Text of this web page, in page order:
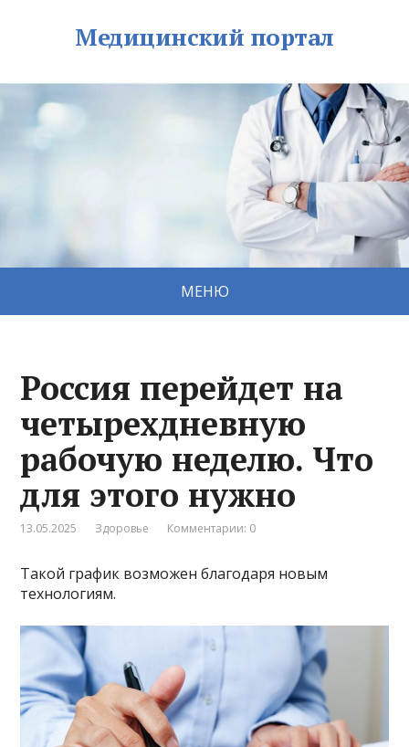
Медицинский портал
МЕНЮ
Россия перейдет на
четырехдневную
рабочую неделю. Что
для этого нужно
13.05.2025 Здоровье Комментарии: 0
Такой график возможен благодаря новым
технологиям.